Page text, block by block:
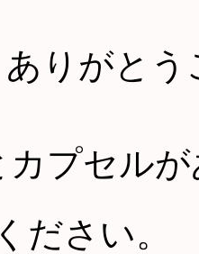
りがと
カプセル
ださい。